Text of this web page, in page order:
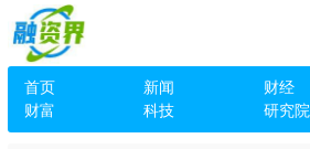
首页 新闻 财经
财富
科技 研究院